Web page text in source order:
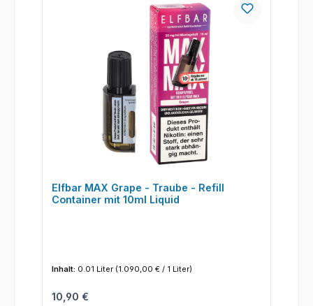
Elfbar MAX Grape - Traube - Refill
Container mit 10ml Liquid
Inhalt: 0.01 Liter (1.090,00 € / 1 Liter)
Regulärer Preis:
10,90 €